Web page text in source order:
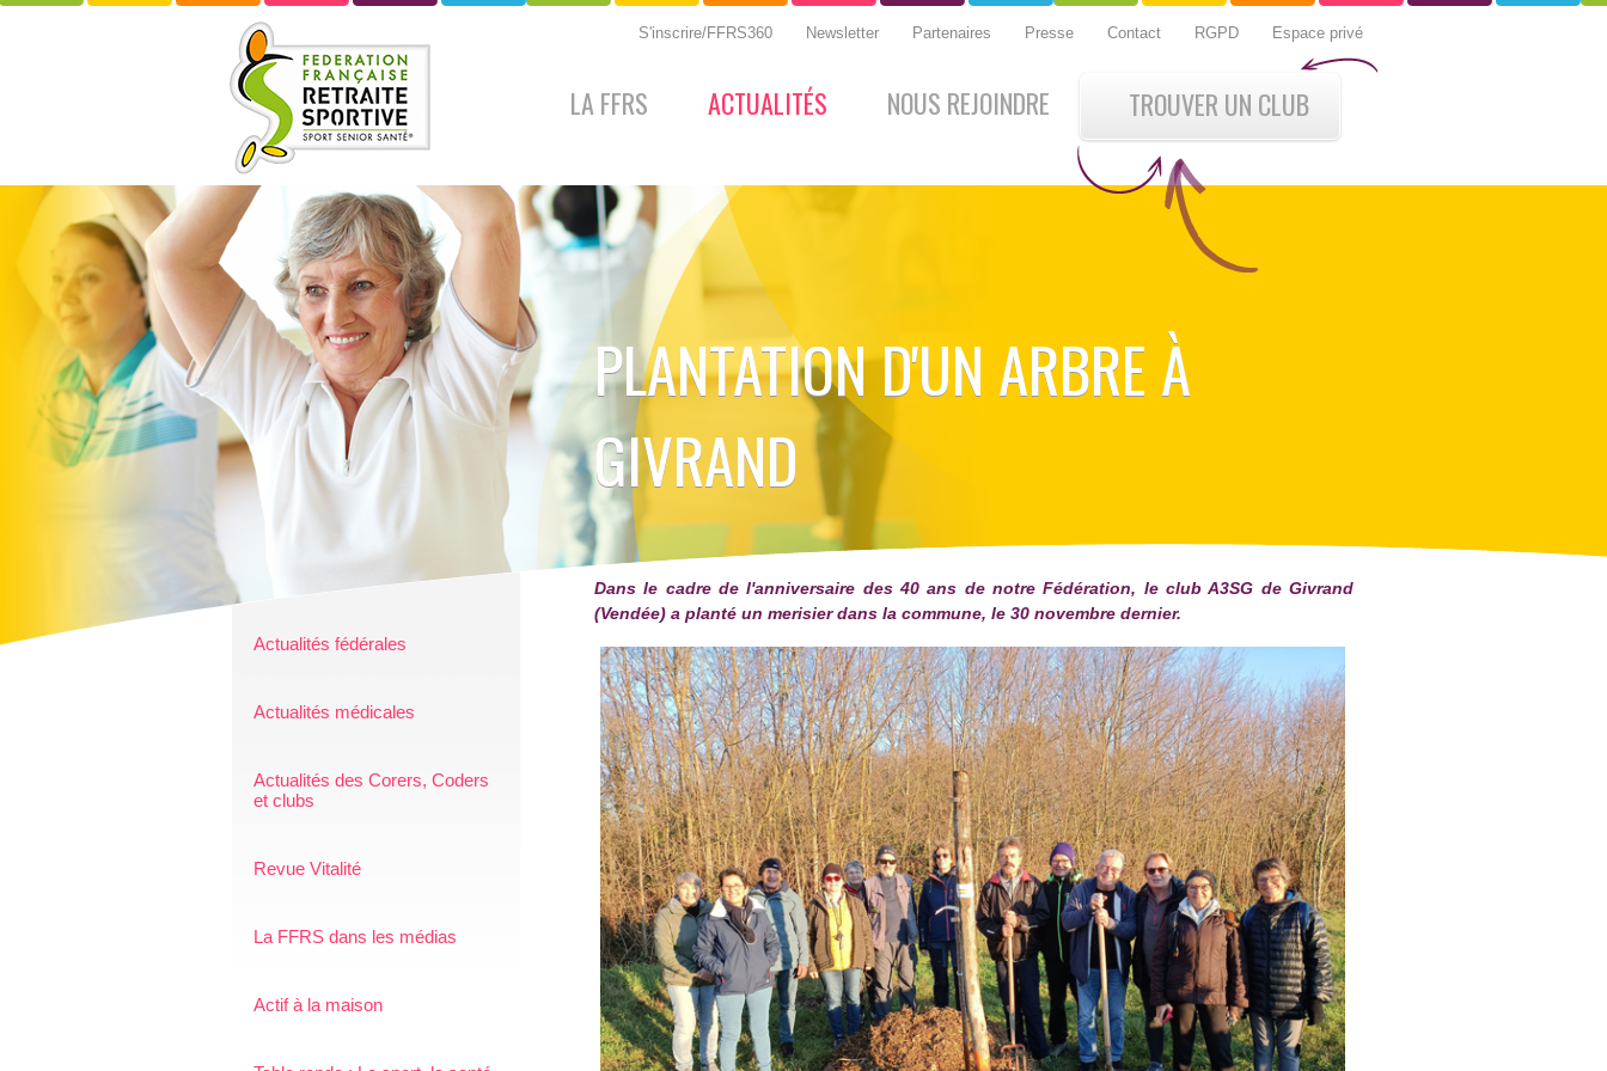
S'inscrire/FFRS360 Newsletter Partenaires Presse Contact RGPD Espace privé
LA FFRS ACTUALITÉS NOUS REJOINDRE TROUVER UN CLUB
Actualités fédérales
Actualités médicales
Actualités des Corers, Coders
et clubs
Revue Vitalité
La FFRS dans les médias
Actif à la maison
PLANTATION D'UN ARBRE À
GIVRAND
Dans le cadre de l'anniversaire des 40 ans de notre Fédération, le club A3SG de Givrand
(Vendée) a planté un merisier dans la commune, le 30 novembre dernier.